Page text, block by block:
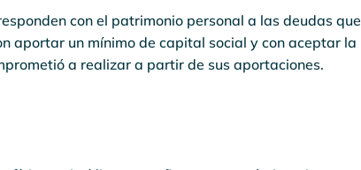
con el patrimonio personal a las deudas que
aportar un mínimo de capital social y con aceptar la
a realizar a partir de sus aportaciones.